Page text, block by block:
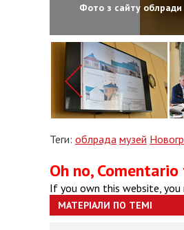
Фото з сайту облради
Теги: облрада музей
Oh no,
If you own this website,
МАТЕРІАЛИ ПО ТЕМІ